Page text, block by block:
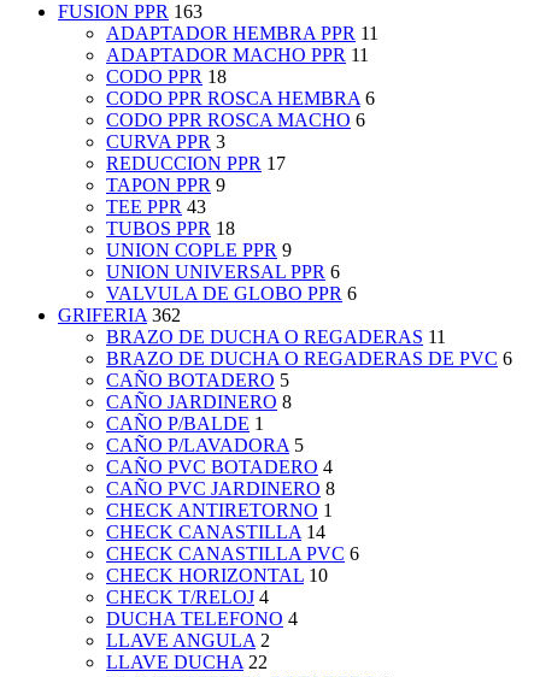
FUSION PPR 163
ADAPTADOR HEMBRA PPR 11
ADAPTADOR MACHO PPR 11
CODO PPR 18
CODO PPR ROSCA HEMBRA 6
CODO PPR ROSCA MACHO 6
CURVA PPR 3
REDUCCION PPR 17
TAPON PPR 9
TEE PPR 43
TUBOS PPR 18
UNION COPLE PPR 9
UNION UNIVERSAL PPR 6
VALVULA DE GLOBO PPR 6
GRIFERIA 362
BRAZO DE DUCHA O REGADERAS 11
BRAZO DE DUCHA O REGADERAS DE PVC 6
CAÑO BOTADERO 5
CAÑO JARDINERO 8
CAÑO P/BALDE 1
CAÑO P/LAVADORA 5
CAÑO PVC BOTADERO 4
CAÑO PVC JARDINERO 8
CHECK ANTIRETORNO 1
CHECK CANASTILLA 14
CHECK CANASTILLA PVC 6
CHECK HORIZONTAL 10
CHECK T/RELOJ 4
DUCHA TELEFONO 4
LLAVE ANGULA 2
LLAVE DUCHA 22